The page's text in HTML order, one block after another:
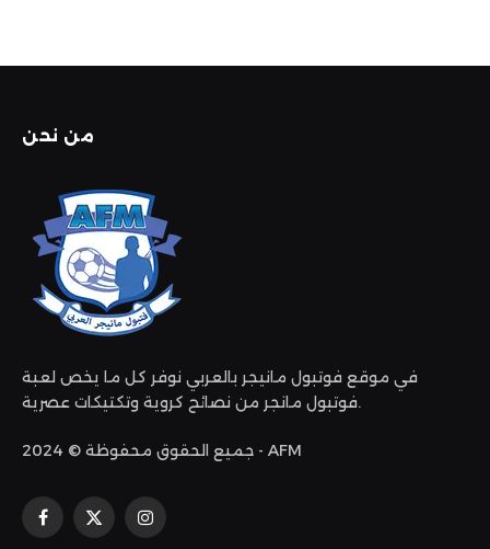
من نحن
في موقع فوتبول مانيجر بالعربي نوفر كل ما يخص لعبة
فوتبول مانجر من نصائح كروية وتكتيكات عصرية.
جميع الحقوق محفوظة © 2024 - AFM
فيسبوك
X
الانستغرام